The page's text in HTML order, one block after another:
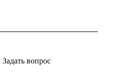
Задать вопрос